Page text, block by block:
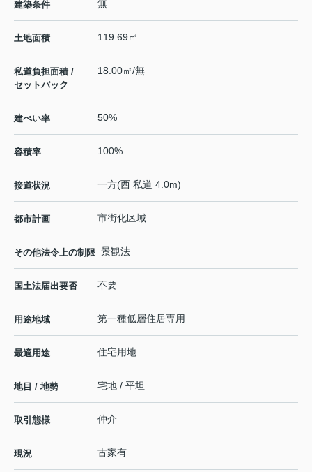
建築条件 無
土地面積 119.69㎡
私道負担面積 /
セットバック
18.00㎡/無
建ぺい率 50%
容積率 100%
接道状況 一方(西 私道 4.0m)
都市計画 市街化区域
その他法令上の制限 景観法
国土法届出要否 不要
用途地域 第一種低層住居専用
最適用途 住宅用地
地目 / 地勢 宅地 / 平坦
取引態様 仲介
現況 古家有